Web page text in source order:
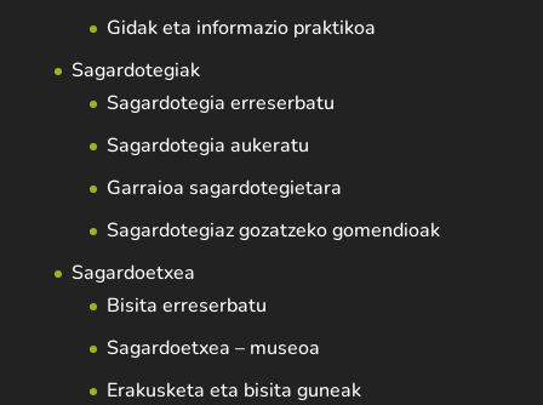
Gidak eta informazio praktikoa
Sagardotegiak
Sagardotegia erreserbatu
Sagardotegia aukeratu
Garraioa sagardotegietara
Sagardotegiaz gozatzeko gomendioak
Sagardoetxea
Bisita erreserbatu
Sagardoetxea – museoa
Erakusketa eta bisita guneak